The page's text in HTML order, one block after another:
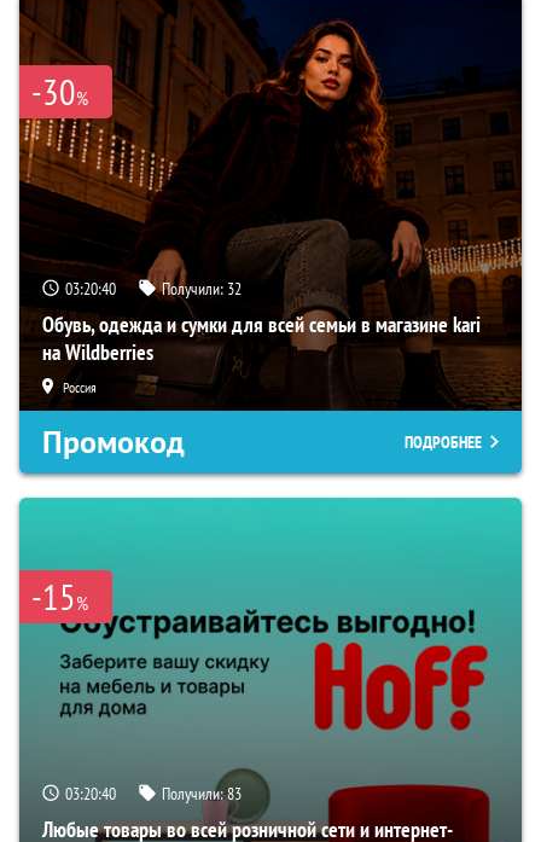
-30%
03:20:39 Получили: 32
Обувь, одежда и сумки для всей семьи в магазине kari
на Wildberries
Россия
Промокод ПОДРОБНЕЕ
-15%
03:20:39 Получили:83
Любые товары во всей розничной сети и интернет-